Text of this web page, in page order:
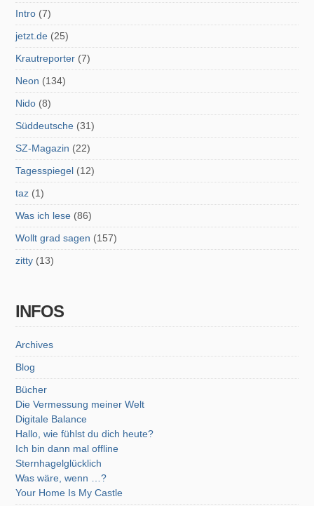
Intro (7)
jetzt.de (25)
Krautreporter (7)
Neon (134)
Nido (8)
Süddeutsche (31)
SZ-Magazin (22)
Tagesspiegel (12)
taz (1)
Was ich lese (86)
Wollt grad sagen (157)
zitty (13)
INFOS
Archives
Blog
Bücher
Die Vermessung meiner Welt
Digitale Balance
Hallo, wie fühlst du dich heute?
Ich bin dann mal offline
Sternhagelglücklich
Was wäre, wenn …?
Your Home Is My Castle